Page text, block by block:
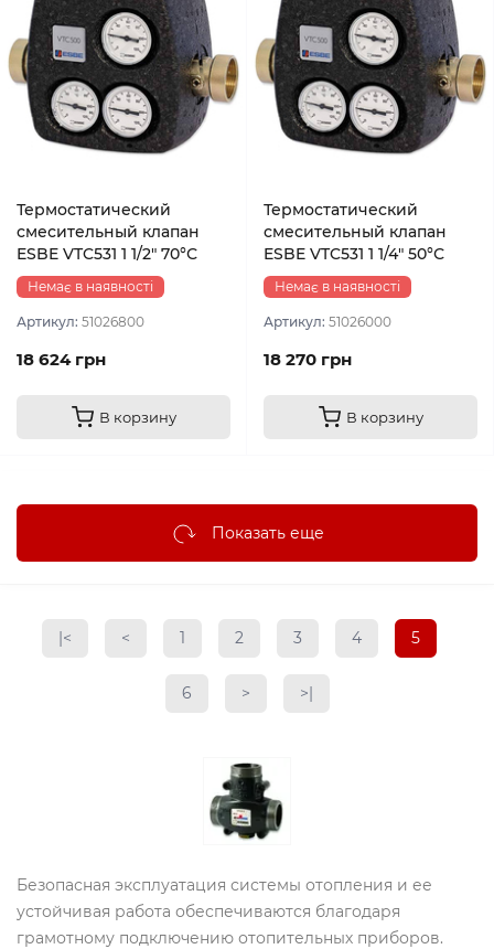
Термостатический
смесительный клапан
ESBE VTC531 1 1/2″ 70°С
Немає в наявності
Артикул: 51026800
18 624 грн
В корзину
Термостатический
смесительный клапан
ESBE VTC531 1 1/4″ 50°С
Немає в наявності
Артикул: 51026000
18 270 грн
В корзину
Показать еще
|< < 1 2 3 4 5
6 > >|
Безопасная эксплуатация системы отопления и ее
устойчивая работа обеспечиваются благодаря
грамотному подключению отопительных приборов.